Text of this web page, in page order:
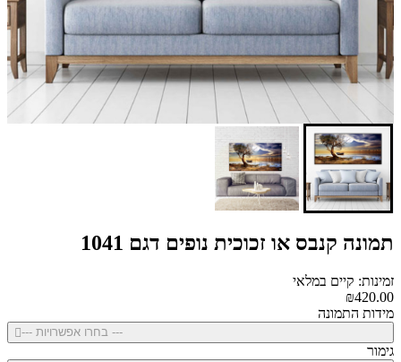
תמונה קנבס או זכוכית נופים דגם 1041
זמינות: קיים במלאי
₪420.00
מידות התמונה
--- בחרו אפשרויות ---
גימור